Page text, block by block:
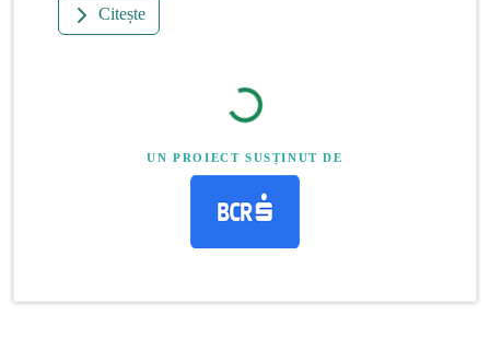
Citește
UN PROIECT SUSȚINUT DE